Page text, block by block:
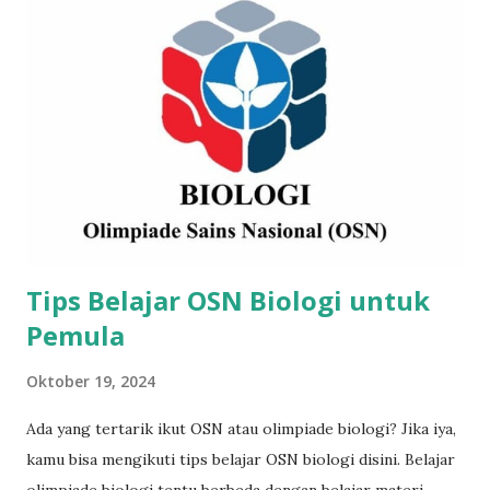
mempercayai sebuah informasi, pastikan untuk memeriksa
sumbernya. Apakah itu berasal dari media resmi atau portal
berita yang sudah dikenal? Misalnya, Radar Tulungagung
sebagai salah satu media lokal yang kredibel, seringkali
menjadi rujukan untuk berita yang akurat dan terpercaya.
Ketika menemukan berita yang mencurigakan, selalu
lakukan verifikasi dengan mencari informasi dari sumber-
sumber lain yang lebih dapat dipercaya. Selain itu,
Tips Belajar OSN Biologi untuk
Pemula
Oktober 19, 2024
Ada yang tertarik ikut OSN atau olimpiade biologi? Jika iya,
kamu bisa mengikuti tips belajar OSN biologi disini. Belajar